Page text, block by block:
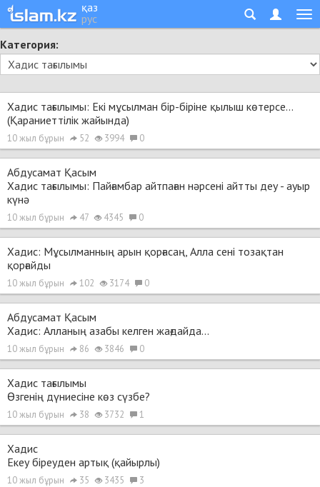
қаз
рус
Категория:
Хадис тағылымы: Екі мұсылман бір-біріне қылыш көтерсе...
(Қараниеттілік жайында)
10 жыл бұрын 52 3994 0
Абдусамат Қасым
Хадис тағылымы: Пайғамбар айтпаған нәрсені айтты деу - ауыр
күнә
10 жыл бұрын 47 4345 0
Хадис: Мұсылманның арын қорғасаң, Алла сені тозақтан
қорғайды
10 жыл бұрын 102 3174 0
Абдусамат Қасым
Хадис: Алланың азабы келген жағдайда...
10 жыл бұрын 86 3846 0
Хадис тағылымы
Өзгенің дүниесіне көз сүзбе?
10 жыл бұрын 38 3732 1
Хадис
Екеу біреуден артық (қайырлы)
10 жыл бұрын 35 3435 3